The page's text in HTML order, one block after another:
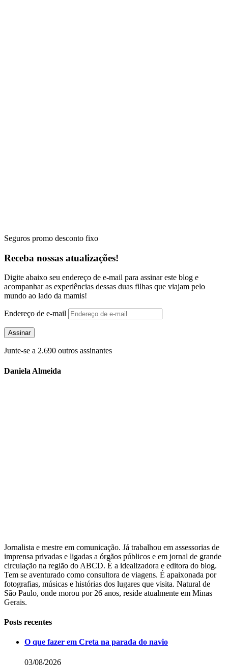
Seguros promo desconto fixo
Receba nossas atualizações!
Digite abaixo seu endereço de e-mail para assinar este blog e
acompanhar as experiências dessas duas filhas que viajam pelo
mundo ao lado da mamis!
Endereço de e-mail
Assinar
Junte-se a 2.690 outros assinantes
Daniela Almeida
Jornalista e mestre em comunicação. Já trabalhou em assessorias de
imprensa privadas e ligadas a órgãos públicos e em jornal de grande
circulação na região do ABCD. É a idealizadora e editora do blog.
Tem se aventurado como consultora de viagens. É apaixonada por
fotografias, músicas e histórias dos lugares que visita. Natural de
São Paulo, onde morou por 26 anos, reside atualmente em Minas
Gerais.
Posts recentes
O que fazer em Creta na parada do navio
03/08/2026